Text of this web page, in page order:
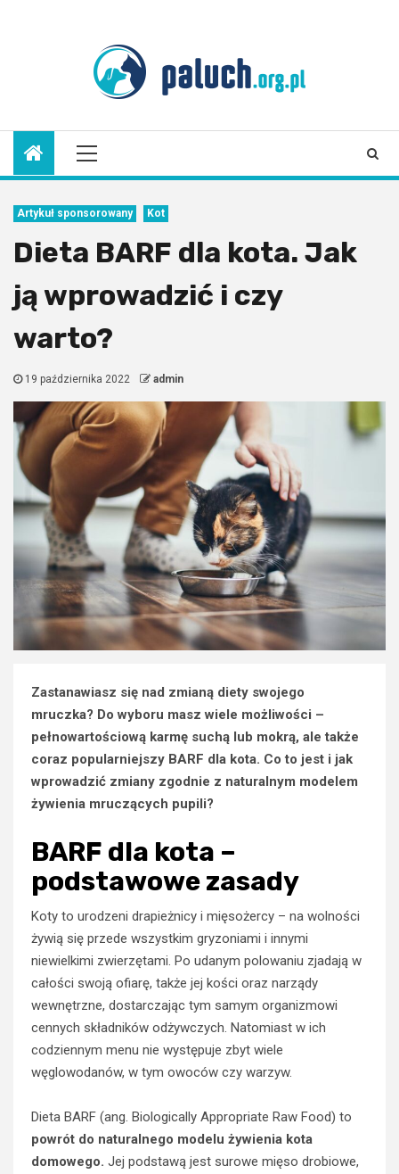
Primary
Menu
Artykuł sponsorowany Kot
Dieta BARF dla kota. Jak
ją wprowadzić i czy
warto?
19 października 2022 admin
Zastanawiasz się nad zmianą diety swojego
mruczka? Do wyboru masz wiele możliwości –
pełnowartościową karmę suchą lub mokrą, ale także
coraz popularniejszy BARF dla kota. Co to jest i jak
wprowadzić zmiany zgodnie z naturalnym modelem
żywienia mruczących pupili?
BARF dla kota –
podstawowe zasady
Koty to urodzeni drapieżnicy i mięsożercy – na wolności
żywią się przede wszystkim gryzoniami i innymi
niewielkimi zwierzętami. Po udanym polowaniu zjadają w
całości swoją ofiarę, także jej kości oraz narządy
wewnętrzne, dostarczając tym samym organizmowi
cennych składników odżywczych. Natomiast w ich
codziennym menu nie występuje zbyt wiele
węglowodanów, w tym owoców czy warzyw.
Dieta BARF (ang. Biologically Appropriate Raw Food) to
powrót do naturalnego modelu żywienia kota
domowego. Jej podstawą jest surowe mięso drobiowe,